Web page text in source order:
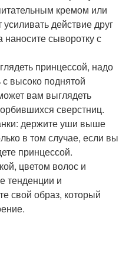
кремом или
действие друг
сыворотку с
принцессой, надо
с высоко поднятой
вам выглядеть
сверстниц.
держите уши выше
в том случае, если вы
принцессой.
цветом волос и
тенденции и
свой образ, который